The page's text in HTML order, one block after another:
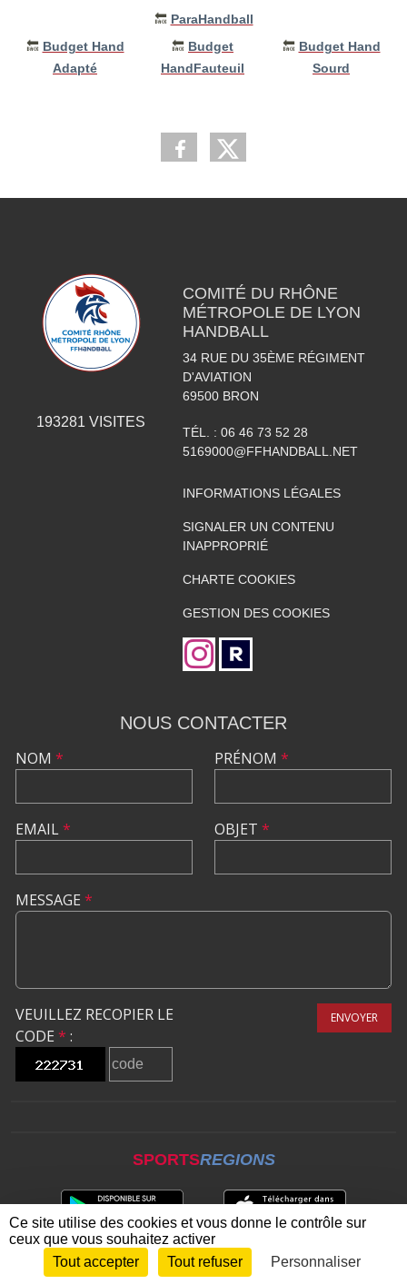
🔙 ParaHandball
🔙 Budget Hand
Adapté
🔙 Budget
HandFauteuil
🔙 Budget Hand
Sourd
193281 VISITES
COMITÉ DU RHÔNE
MÉTROPOLE DE LYON
HANDBALL
34 RUE DU 35ÈME RÉGIMENT
D'AVIATION
69500 BRON
TÉL. : 06 46 73 52 28
5169000@FFHANDBALL.NET
INFORMATIONS LÉGALES
SIGNALER UN CONTENU
INAPPROPRIÉ
CHARTE COOKIES
GESTION DES COOKIES
NOUS CONTACTER
NOM *
EMAIL*
PRÉNOM *
OBJET *
MESSAGE *
VEUILLEZ RECOPIER LE
CODE * :
ENVOYER
SPORTSREGIONS
Envie de participer ? CONNEXION
Ce site utilise des cookies et vous donne le contrôle sur
ceux que vous souhaitez activer
Tout accepter
Tout refuser Personnaliser